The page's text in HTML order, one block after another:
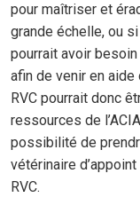
pour maîtriser et
grande échelle, ou
pourrait avoir
afin de venir en
RVC pourrait donc
ressources de
possibilité de
vétérinaire
RVC.